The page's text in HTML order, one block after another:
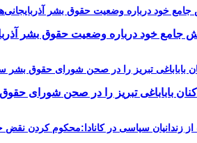
خود درباره وضعیت حقوق بشر
باباباغی تبریز را در صحن شورای